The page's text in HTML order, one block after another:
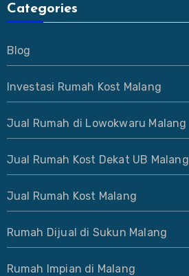
Categories
Blog
Investasi Rumah Kost Malang
Jual Rumah di Lowokwaru Malang
Jual Rumah Kost Dekat UB Malang
Jual Rumah Kost Malang
Rumah Dijual di Sukun Malang
Rumah Impian di Malang